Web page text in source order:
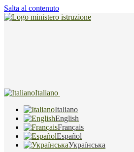
Salta al contenuto
Italiano
Italiano
English
Français
Español
Українська